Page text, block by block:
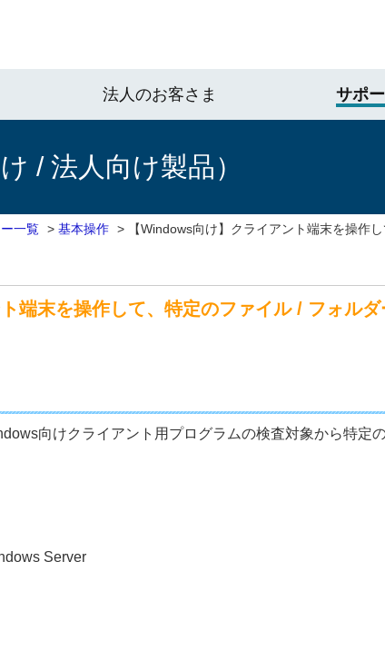
法人のお客さま サポ
/ 法人向け製品）
一覧 > 基本操作 >
【Windows向け】クライアント端末を操作
端末を操作して、特定のファイル / フォル
向けクライアント用プログラムの検査対象から特定
Server